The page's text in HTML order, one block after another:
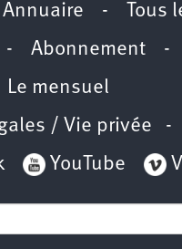
Océanie
Annuaire - Tous
Abonnement -
Le mensuel
/ Vie privée -
YouTube